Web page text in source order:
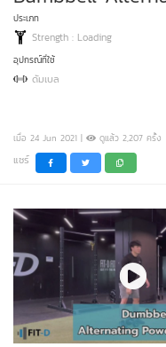
ประเภท
Strength : Loading
อุปกรณ์ที่ใช้
ดัมเบล
เมื่อ 24 Jun 2021 | ดูแล้ว 2,207 ครั้ง
แชร์